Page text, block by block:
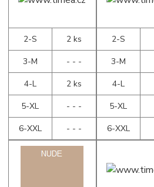
2-S
2 ks
3-M
- - -
4-L
2 ks
5-XL
- - -
6-XXL
- - -
2-S
3-M
4-L
5-XL
6-XXL